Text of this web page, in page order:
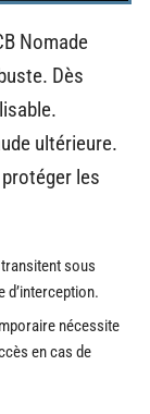
Nomade
Dès
ultérieure.
les
sous
d’interception.
nécessite
en cas de